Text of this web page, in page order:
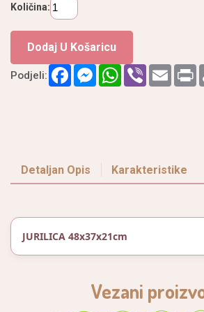
Količina:
Dodaj U Košaricu
Podjeli: FacebookMessengerWhatsApp
Viber Email
Detaljan Opis Karakteristike
JURILICA 48x37x21cm
Vezani